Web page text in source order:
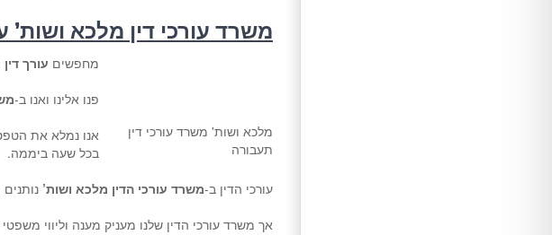
משרד עורכי דין מלכא ושות’
מלכא ושות' משרד עורכי דין
תעבורה
מחפשים עורך
פנו אלינו ואנו ב-
אנו נמלא את
בכל שעה ביממה.
עורכי הדין ב-משרד עורכי הדין מלכא ושות’
אך משרד עורכי הדין שלנו מעניק מענה וליווי